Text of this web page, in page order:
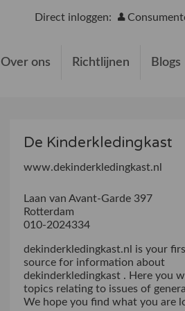
Direct inloggen:
Over ons Richtlijnen Blogs
De Kinderkledingkast
www.dekinderkledingkast.nl
Laan van Avant-Garde 397
Rotterdam
010-2024334
dekinderkledingkast.nl is your
source for information about
dekinderkledingkast . Here you
topics relating to issues of
We hope you find what you are